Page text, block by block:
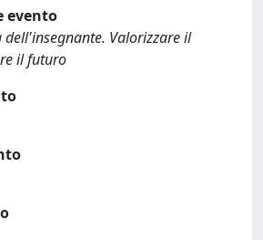
evento
Valorizzare il
il futuro